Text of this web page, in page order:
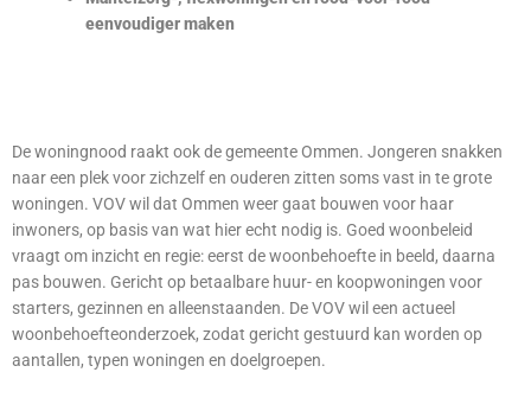
eenvoudiger maken
De woningnood raakt ook de gemeente Ommen. Jongeren snakken
naar een plek voor zichzelf en ouderen zitten soms vast in te grote
woningen. VOV wil dat Ommen weer gaat bouwen voor haar
inwoners, op basis van wat hier echt nodig is. Goed woonbeleid
vraagt om inzicht en regie: eerst de woonbehoefte in beeld, daarna
pas bouwen. Gericht op betaalbare huur- en koopwoningen voor
starters, gezinnen en alleenstaanden. De VOV wil een actueel
woonbehoefteonderzoek, zodat gericht gestuurd kan worden op
aantallen, typen woningen en doelgroepen.